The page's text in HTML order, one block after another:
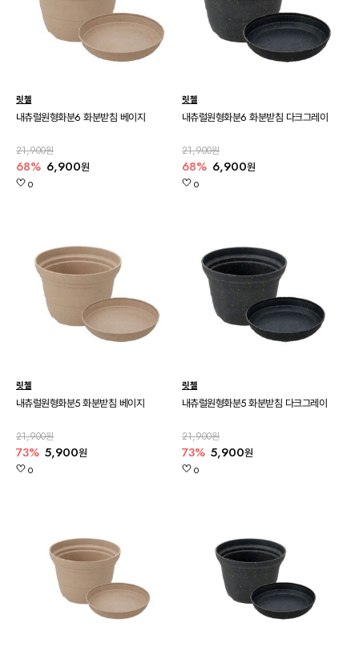
릿첼
내츄럴원형화분6 화분받침 베이지
21,900원
68% 6,900원
0
릿첼
내츄럴원형화분6 화분받침 다크그레이
21,900원
68% 6,900원
0
릿첼
내츄럴원형화분5 화분받침 베이지
21,900원
73% 5,900원
0
릿첼
내츄럴원형화분5 화분받침 다크그레이
21,900원
73% 5,900원
0